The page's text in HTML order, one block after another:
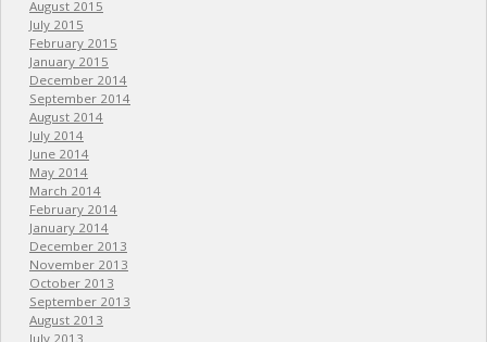
August 2015
July 2015
February 2015
January 2015
December 2014
September 2014
August 2014
July 2014
June 2014
May 2014
March 2014
February 2014
January 2014
December 2013
November 2013
October 2013
September 2013
August 2013
July 2013